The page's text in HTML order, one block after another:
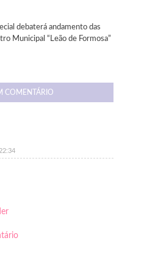
debaterá andamento das
Municipal “Leão de Formosa”
COMENTÁRIO